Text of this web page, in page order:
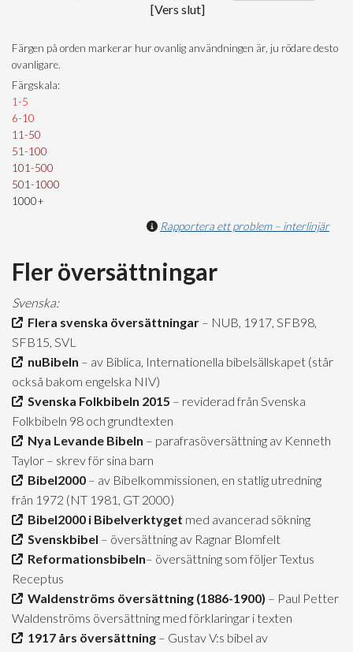
[Vers slut]
Färgen på orden markerar hur ovanlig användningen är, ju rödare desto
ovanligare.
Färgskala:
1-5
6-10
11-50
51-100
101-500
501-1000
1000+
Rapportera ett problem – interlinjär
Fler översättningar
Svenska:
Flera svenska översättningar – NUB, 1917, SFB98,
SFB15, SVL
nuBibeln – av Biblica, Internationella bibelsällskapet (står
också bakom engelska NIV)
Svenska Folkbibeln 2015 – reviderad från Svenska
Folkbibeln 98 och grundtexten
Nya Levande Bibeln – parafrasöversättning av Kenneth
Taylor – skrev för sina barn
Bibel2000 – av Bibelkommissionen, en statlig utredning
från 1972 (NT 1981, GT 2000)
Bibel2000 i Bibelverktyget med avancerad sökning
Svenskbibel – översättning av Ragnar Blomfelt
Reformationsbibeln– översättning som följer Textus
Receptus
Waldenströms översättning (1886-1900) – Paul Petter
Waldenströms översättning med förklaringar i texten
1917 års översättning – Gustav V:s bibel av